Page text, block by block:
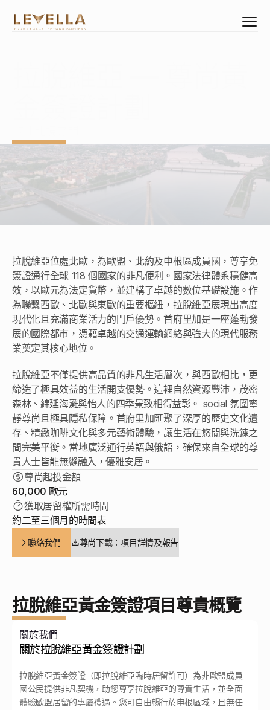
關於我們
卓見
卓見
聯絡我們
臻選物業
企業管治架構
創立專屬企業
企業專屬睿智培訓
拉脫維亞位處北歐，為歐盟、北約及申根區成員國，尊享免
簽證通行全球 118 個國家的非凡便利。國家法律體系穩健高
效，以歐元為法定貨幣，並建構了卓越的數位基礎設施。作
為聯繫西歐、北歐與東歐的重要樞紐，拉脫維亞展現出高度
現代化且充滿商業活力的門戶優勢。首府里加是一座蓬勃發
展的國際都市，憑藉卓越的交通運輸網絡與強大的現代服務
業奠定其核心地位。
拉脫維亞不僅提供高品質的非凡生活層次，與西歐相比，更
締造了極具效益的生活開支優勢。這裡自然資源豐沛，茂密
森林、綿延海灘與怡人的四季景致相得益彰。 social 氛圍寧
靜尊尚且極具隱私保障。首府里加匯聚了深厚的歷史文化遺
存、精緻咖啡文化與多元藝術體驗，讓生活在悠閒與洗鍊之
間完美平衡。當地廣泛通行英語與俄語，確保來自全球的尊
貴人士皆能無縫融入，優雅安居。
尊尚起投金額
60,000 歐元
獲取居留權所需時間
約二至三個月的時間表
聯絡我們 尊尚下載：項目詳情及報告
拉脫維亞黃金簽證項目尊貴概覽
關於我們
關於拉脫維亞黃金簽證計劃
拉脫維亞黃金簽證（即拉脫維亞臨時居留許可）為非歐盟成員
國公民提供非凡契機，助您尊享拉脫維亞的尊貴生活，並全面
體驗歐盟居留的專屬禮遇。您可自由暢行於申根區域，且無任